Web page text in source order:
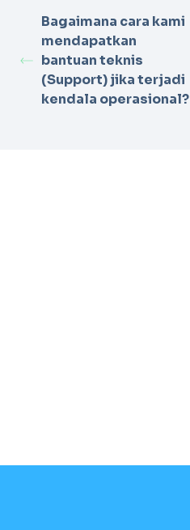
Bagaimana cara kami
mendapatkan
bantuan teknis
(Support) jika terjadi
kendala operasional?